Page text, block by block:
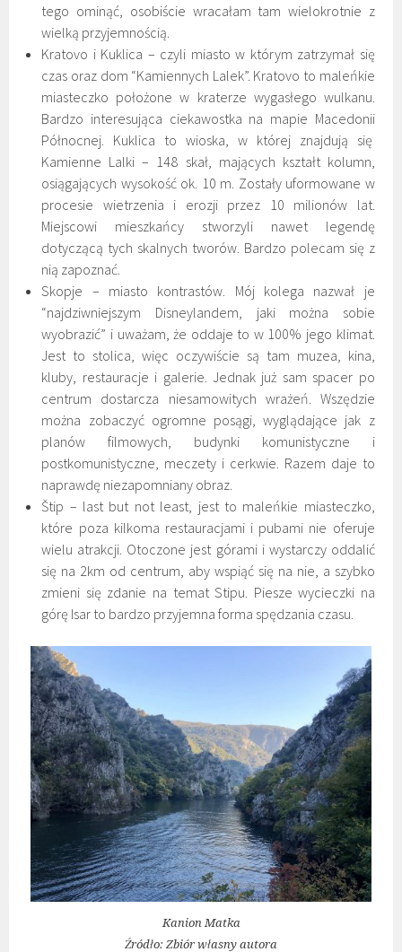
tego ominąć, osobiście wracałam tam wielokrotnie z
wielką przyjemnością.
Kratovo i Kuklica – czyli miasto w którym zatrzymał się
czas oraz dom “Kamiennych Lalek”. Kratovo to maleńkie
miasteczko położone w kraterze wygasłego wulkanu.
Bardzo interesująca ciekawostka na mapie Macedonii
Północnej. Kuklica to wioska, w której znajdują się
Kamienne Lalki – 148 skał, mających kształt kolumn,
osiągających wysokość ok. 10 m. Zostały uformowane w
procesie wietrzenia i erozji przez 10 milionów lat.
Miejscowi mieszkańcy stworzyli nawet legendę
dotyczącą tych skalnych tworów. Bardzo polecam się z
nią zapoznać.
Skopje – miasto kontrastów. Mój kolega nazwał je
“najdziwniejszym Disneylandem, jaki można sobie
wyobrazić” i uważam, że oddaje to w 100% jego klimat.
Jest to stolica, więc oczywiście są tam muzea, kina,
kluby, restauracje i galerie. Jednak już sam spacer po
centrum dostarcza niesamowitych wrażeń. Wszędzie
można zobaczyć ogromne posągi, wyglądające jak z
planów filmowych, budynki komunistyczne i
postkomunistyczne, meczety i cerkwie. Razem daje to
naprawdę niezapomniany obraz.
Štip – last but not least, jest to maleńkie miasteczko,
które poza kilkoma restauracjami i pubami nie oferuje
wielu atrakcji. Otoczone jest górami i wystarczy oddalić
się na 2km od centrum, aby wspiąć się na nie, a szybko
zmieni się zdanie na temat Stipu. Piesze wycieczki na
górę Isar to bardzo przyjemna forma spędzania czasu.
Kanion Matka
Źródło: Zbiór własny autora